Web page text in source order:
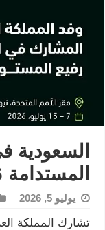
السعودية
المستدامة 2026
يوليو 5, 2026
تشارك المملكة